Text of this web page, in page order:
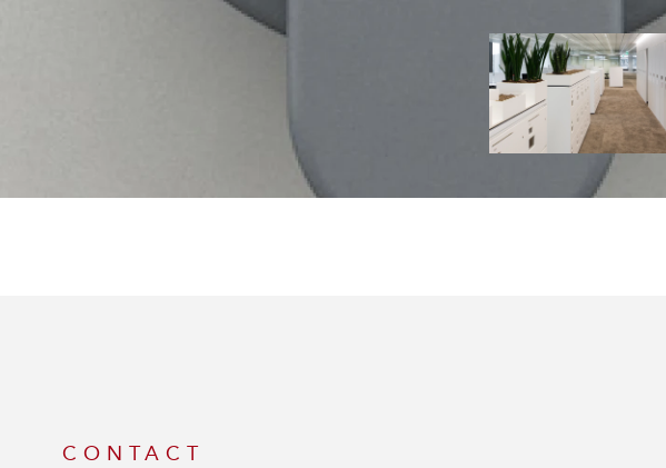
gemaakt worden dat bij uw inrichting
CONTACT